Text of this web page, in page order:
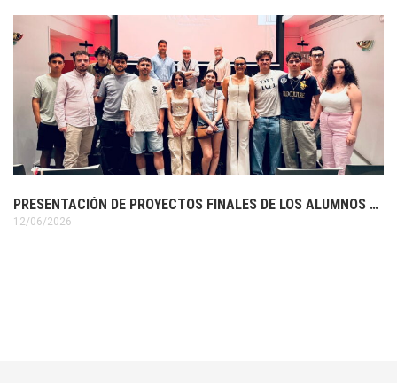
PRESENTACIÓN DE PROYECTOS FINALES DE LOS ALUMNOS DE 3º DE DISEÑO GRÁFICO
12/06/2026